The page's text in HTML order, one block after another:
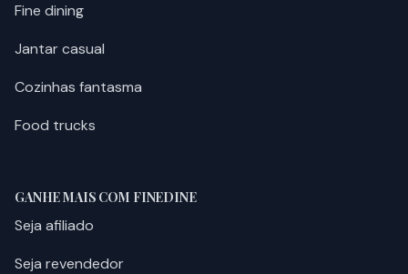
Fine dining
Jantar casual
Cozinhas fantasma
Food trucks
GANHE MAIS COM FINEDINE
Seja afiliado
Seja revendedor